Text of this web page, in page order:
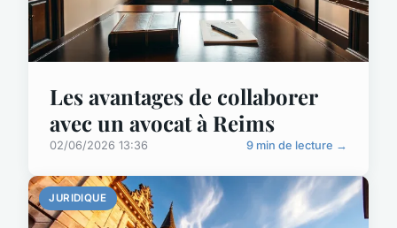
Les avantages de collaborer
avec un avocat à Reims
02/06/2026 13:36 9 min de lecture →
JURIDIQUE